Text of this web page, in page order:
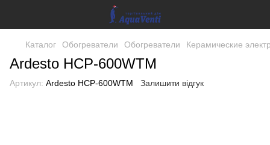
Каталог Обогреватели Обогреватели Керамические
Ardesto HCP-600WTM
Артикул: Ardesto HCP-600WTM Залишити відгук